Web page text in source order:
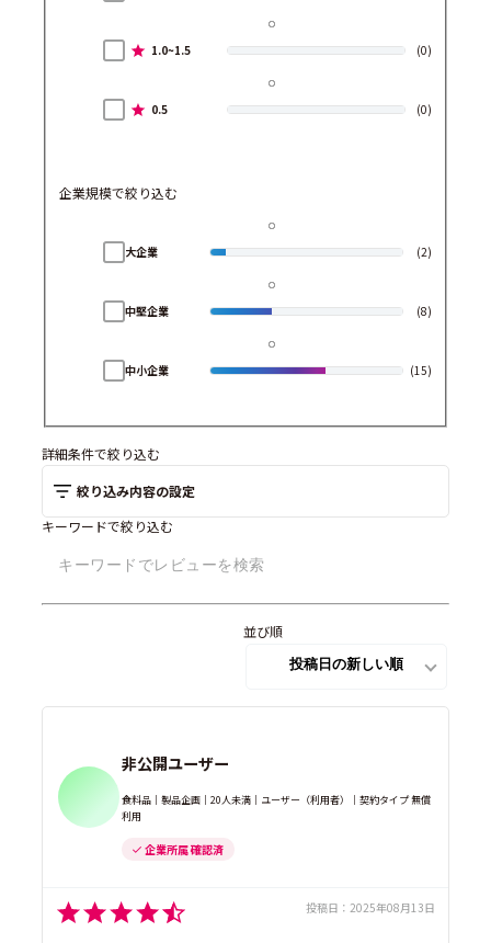
1.0~1.5 (0)
0.5 (0)
企業規模で絞り込む
大企業 (2)
中堅企業 (8)
中小企業 (15)
詳細条件で絞り込む
絞り込み内容の設定
キーワードで絞り込む
並び順
非公開ユーザー
食料品｜製品企画｜20人未満｜ユーザー（利用者）｜契約タイプ 無償
利用
企業所属 確認済
投稿日： 2025年08月13日